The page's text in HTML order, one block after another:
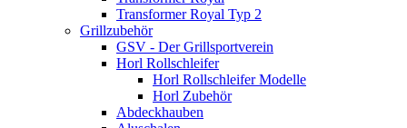
Transformer Royal Typ 2
Grillzubehör
GSV - Der Grillsportverein
Horl Rollschleifer
Horl Rollschleifer Modelle
Horl Zubehör
Abdeckhauben